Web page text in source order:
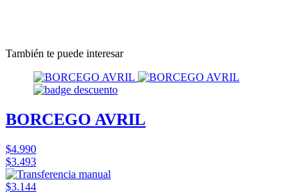
También te puede interesar
BORCEGO AVRIL
$4.990
$3.493
$3.144